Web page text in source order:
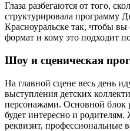
Глаза разбегаются от того,
структурировала программу
Красноуральске так, чтобы вы
формат и кому это подходит по
Шоу и сценическая
На главной сцене весь день
выступления детских
персонажами. Основной блок
будет интересно и
реквизит, профессиональные